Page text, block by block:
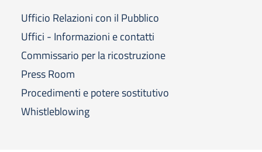
Ufficio Relazioni con il Pubblico
Uffici - Informazioni e contatti
Commissario per la ricostruzione
Press Room
Procedimenti e potere sostitutivo
Whistleblowing